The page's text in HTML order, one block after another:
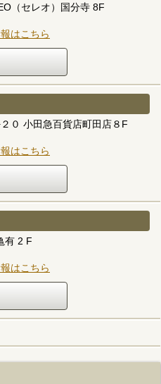
（セレオ）国分寺 8F
はこちら
０ 小田急百貨店町田店８F
はこちら
有 2 F
はこちら